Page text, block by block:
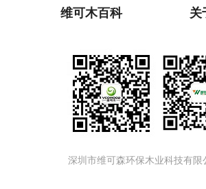
维可木百科 关
深圳市维可森环保木业科技有限